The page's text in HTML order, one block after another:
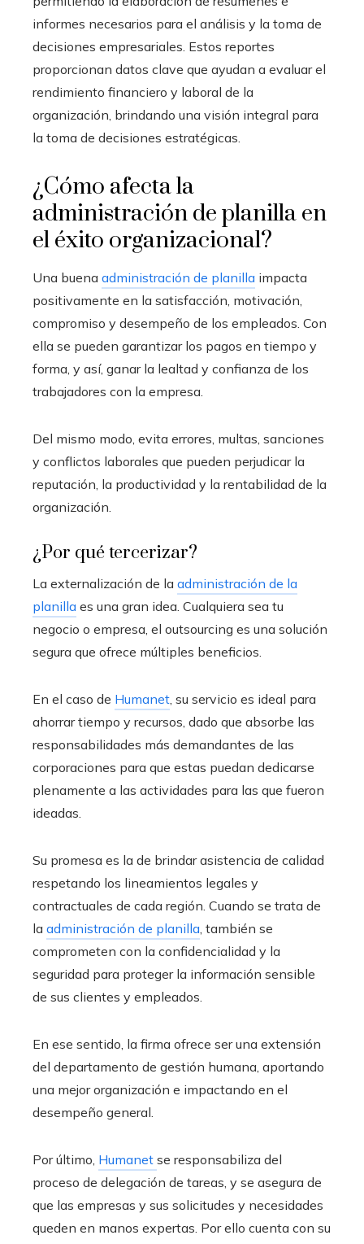
informes necesarios para el análisis y la toma de
decisiones empresariales. Estos reportes
proporcionan datos clave que ayudan a evaluar el
rendimiento financiero y laboral de la
organización, brindando una visión integral para
la toma de decisiones estratégicas.
¿Cómo afecta la
administración de planilla en
el éxito organizacional?
Una buena administración de planilla impacta
positivamente en la satisfacción, motivación,
compromiso y desempeño de los empleados. Con
ella se pueden garantizar los pagos en tiempo y
forma, y así, ganar la lealtad y confianza de los
trabajadores con la empresa.
Del mismo modo, evita errores, multas, sanciones
y conflictos laborales que pueden perjudicar la
reputación, la productividad y la rentabilidad de la
organización.
¿Por qué tercerizar?
La externalización de la administración de la
planilla es una gran idea. Cualquiera sea tu
negocio o empresa, el outsourcing es una solución
segura que ofrece múltiples beneficios.
En el caso de Humanet, su servicio es ideal para
ahorrar tiempo y recursos, dado que absorbe las
responsabilidades más demandantes de las
corporaciones para que estas puedan dedicarse
plenamente a las actividades para las que fueron
ideadas.
Su promesa es la de brindar asistencia de calidad
respetando los lineamientos legales y
contractuales de cada región. Cuando se trata de
la administración de planilla, también se
comprometen con la confidencialidad y la
seguridad para proteger la información sensible
de sus clientes y empleados.
En ese sentido, la firma ofrece ser una extensión
del departamento de gestión humana, aportando
una mejor organización e impactando en el
desempeño general.
Por último, Humanet se responsabiliza del
proceso de delegación de tareas, y se asegura de
que las empresas y sus solicitudes y necesidades
queden en manos expertas. Por ello cuenta con su